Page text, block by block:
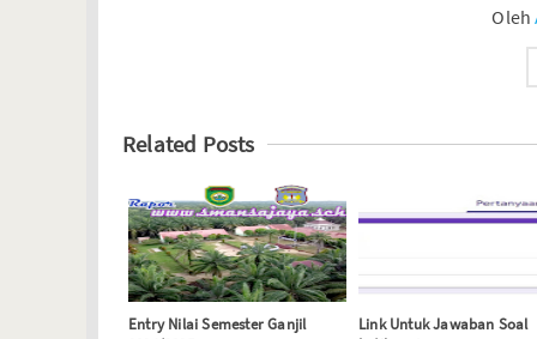
Oleh
Related Posts
Entry Nilai Semester Ganjil
Link Untuk Jawaban Soal